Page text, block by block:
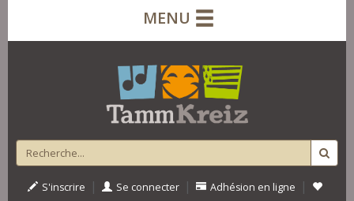
MENU
S'inscrire | Se connecter | Adhésion en ligne |